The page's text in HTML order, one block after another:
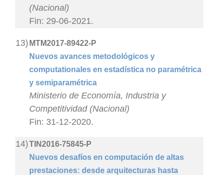
(Nacional)
Fin: 29-06-2021.
13) MTM2017-89422-P
Nuevos avances metodológicos y
computationales en estadística no paramétrica
y semiparamétrica
Ministerio de Economía, Industria y
Competitividad (Nacional)
Fin: 31-12-2020.
14)TIN2016-75845-P
Nuevos desafíos en computación de altas
prestaciones: desde arquitecturas hasta